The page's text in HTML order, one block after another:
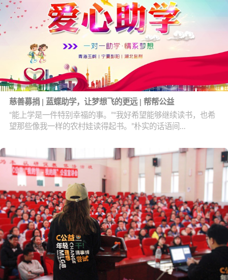
慈善募捐 | 蓝蝶助学，让梦想飞的更远 | 帮帮公益
“能上学是一件特别幸福的事。”“我好希望能够继续读书，也希
望那些像我一样的农村娃读得起书。”朴实的话语间...